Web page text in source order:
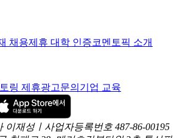
채용제휴 대학 인증코멘토픽 소개
링 제휴광고문의 기업 교육
재성ㅣ사업자등록번호 487-86-00195